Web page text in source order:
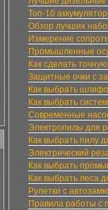
Топ-10
Обзор лучших
Измерение
Промышленные
Как сделать
Защитные очки с
Как выбрать
Как выбрать
Современные
Электропилы для
Как выбрать пилу
Электрический
Как выбрать
Как выбрать леса
Рулетки с
Правила работы с